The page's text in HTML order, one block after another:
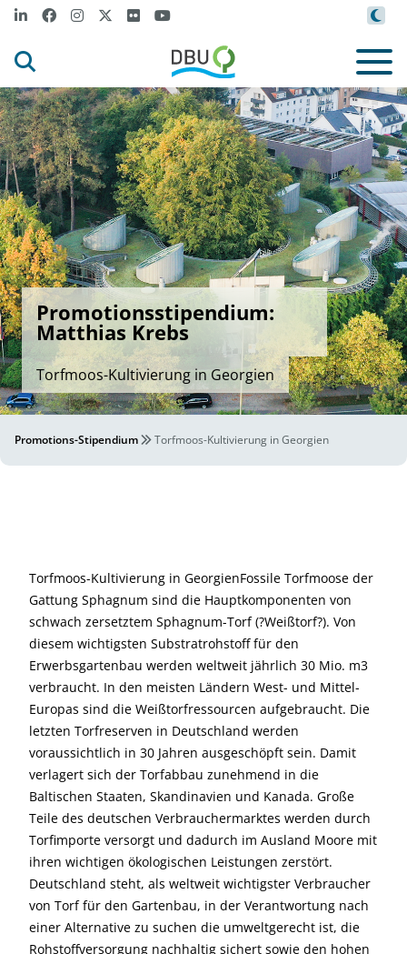
Promotionsstipendium:
Matthias Krebs
Torfmoos-Kultivierung in Georgien
Promotions-Stipendium Torfmoos-Kultivierung in Georgien
Torfmoos-Kultivierung in GeorgienFossile Torfmoose der
Gattung Sphagnum sind die Hauptkomponenten von
schwach zersetztem Sphagnum-Torf (?Weißtorf?). Von
diesem wichtigsten Substratrohstoff für den
Erwerbsgartenbau werden weltweit jährlich 30 Mio. m3
verbraucht. In den meisten Ländern West- und Mittel-
Europas sind die Weißtorfressourcen aufgebraucht. Die
letzten Torfreserven in Deutschland werden
voraussichtlich in 30 Jahren ausgeschöpft sein. Damit
verlagert sich der Torfabbau zunehmend in die
Baltischen Staaten, Skandinavien und Kanada. Große
Teile des deutschen Verbrauchermarktes werden durch
Torfimporte versorgt und dadurch im Ausland Moore mit
ihren wichtigen ökologischen Leistungen zerstört.
Deutschland steht, als weltweit wichtigster Verbraucher
von Torf für den Gartenbau, in der Verantwortung nach
einer Alternative zu suchen die umweltgerecht ist, die
Rohstoffversorgung nachhaltig sichert sowie den hohen